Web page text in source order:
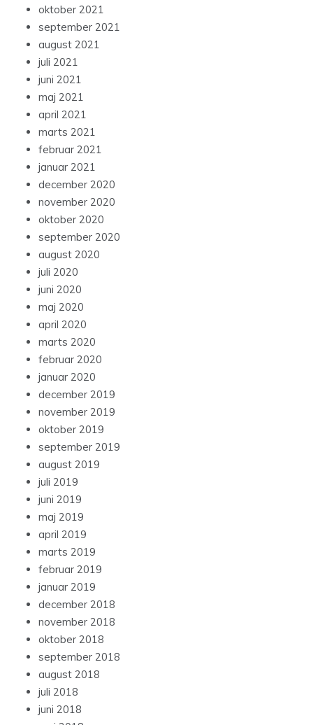
oktober 2021
september 2021
august 2021
juli 2021
juni 2021
maj 2021
april 2021
marts 2021
februar 2021
januar 2021
december 2020
november 2020
oktober 2020
september 2020
august 2020
juli 2020
juni 2020
maj 2020
april 2020
marts 2020
februar 2020
januar 2020
december 2019
november 2019
oktober 2019
september 2019
august 2019
juli 2019
juni 2019
maj 2019
april 2019
marts 2019
februar 2019
januar 2019
december 2018
november 2018
oktober 2018
september 2018
august 2018
juli 2018
juni 2018